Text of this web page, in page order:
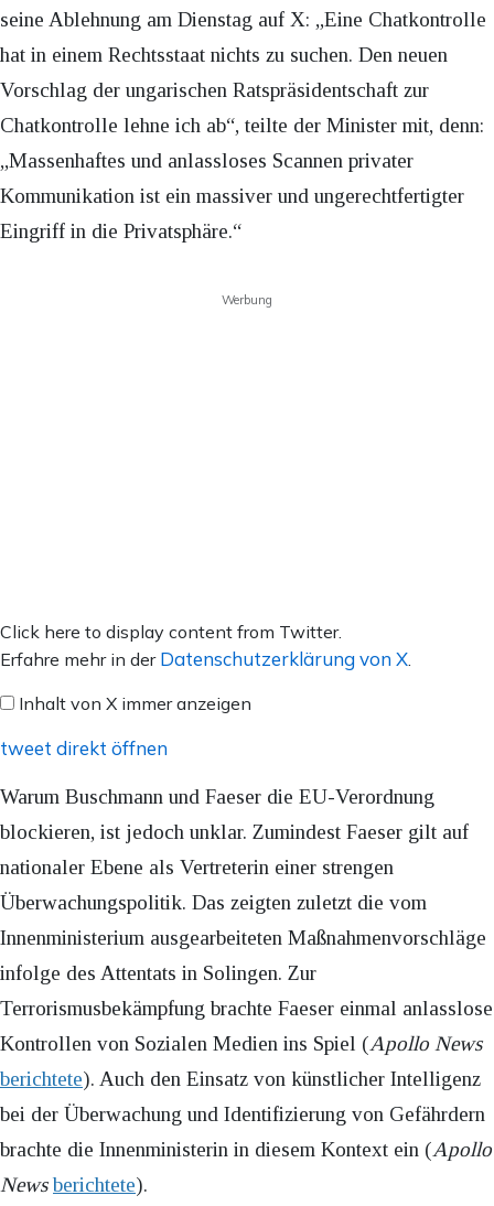
seine Ablehnung am Dienstag auf X: „Eine Chatkontrolle
hat in einem Rechtsstaat nichts zu suchen. Den neuen
Vorschlag der ungarischen Ratspräsidentschaft zur
Chatkontrolle lehne ich ab“, teilte der Minister mit, denn:
„Massenhaftes und anlassloses Scannen privater
Kommunikation ist ein massiver und ungerechtfertigter
Eingriff in die Privatsphäre.“
Werbung
Inhalt
von
anzeigen
Click here to display content from Twitter.
Erfahre mehr in der Datenschutzerklärung von X.
Inhalt von X immer anzeigen
tweet direkt öffnen
Warum Buschmann und Faeser die EU-Verordnung
blockieren, ist jedoch unklar. Zumindest Faeser gilt auf
nationaler Ebene als Vertreterin einer strengen
Überwachungspolitik. Das zeigten zuletzt die vom
Innenministerium ausgearbeiteten Maßnahmenvorschläge
infolge des Attentats in Solingen. Zur
Terrorismusbekämpfung brachte Faeser einmal anlasslose
Kontrollen von Sozialen Medien ins Spiel (Apollo News
berichtete). Auch den Einsatz von künstlicher Intelligenz
bei der Überwachung und Identifizierung von Gefährdern
brachte die Innenministerin in diesem Kontext ein (Apollo
Newsberichtete).